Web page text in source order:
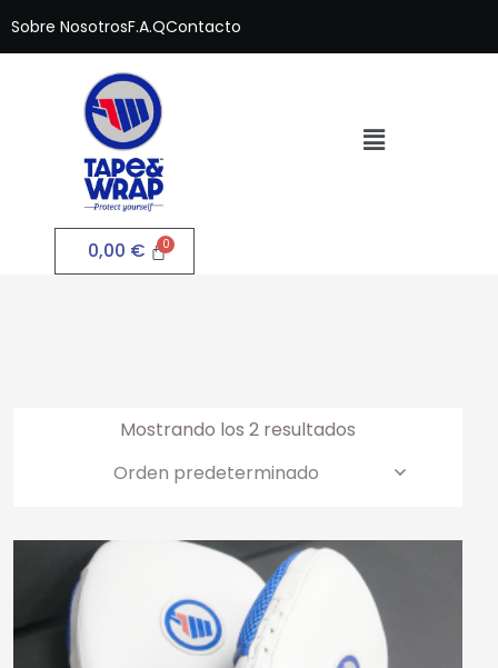
Sobre NosotrosF.A.QContacto
0,00 €
Mostrando los 2 resultados